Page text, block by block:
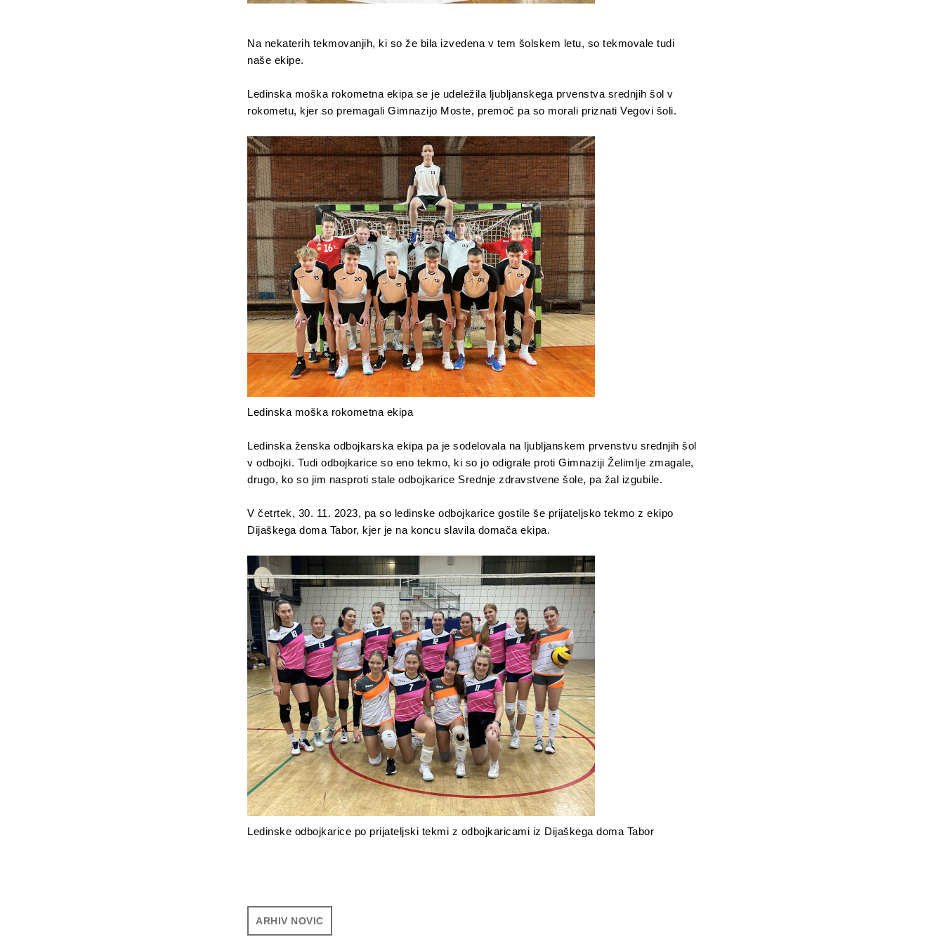
Na nekaterih tekmovanjih, ki so že bila izvedena v tem šolskem letu, so tekmovale tudi
naše ekipe.
Ledinska moška rokometna ekipa se je udeležila ljubljanskega prvenstva srednjih šol v
rokometu, kjer so premagali Gimnazijo Moste, premoč pa so morali priznati Vegovi šoli.
Ledinska moška rokometna ekipa
Ledinska ženska odbojkarska ekipa pa je sodelovala na ljubljanskem prvenstvu srednjih šol
v odbojki. Tudi odbojkarice so eno tekmo, ki so jo odigrale proti Gimnaziji Želimlje zmagale,
drugo, ko so jim nasproti stale odbojkarice Srednje zdravstvene šole, pa žal izgubile.
V četrtek, 30. 11. 2023, pa so ledinske odbojkarice gostile še prijateljsko tekmo z ekipo
Dijaškega doma Tabor, kjer je na koncu slavila domača ekipa.
Ledinske odbojkarice po prijateljski tekmi z odbojkaricami iz Dijaškega doma Tabor
ARHIV NOVIC